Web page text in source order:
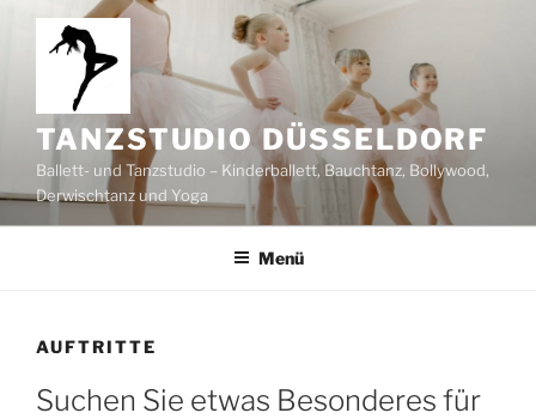
Zum
TANZSTUDIO DÜSSELDORF
Ballett- und Tanzstudio – Kinderballett, Bauchtanz, Bollywood,
Derwischtanz und Yoga
Menü
AUFTRITTE
Suchen Sie etwas Besonderes für